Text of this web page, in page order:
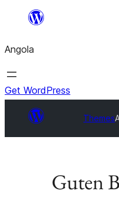
Saltar
o
conteúdo
Angola
Get WordPress
Themes
Guten